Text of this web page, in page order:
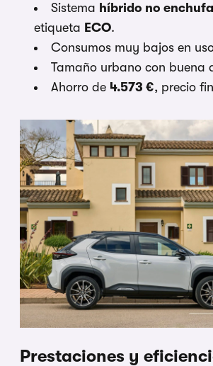
Sistema híbrido no
etiqueta ECO.
Consumos muy bajos en
Tamaño urbano con buena
Ahorro de 4.573 €, precio
Prestaciones y